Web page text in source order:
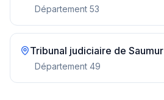
Département 53
Tribunal judiciaire de Saumur
Département 49